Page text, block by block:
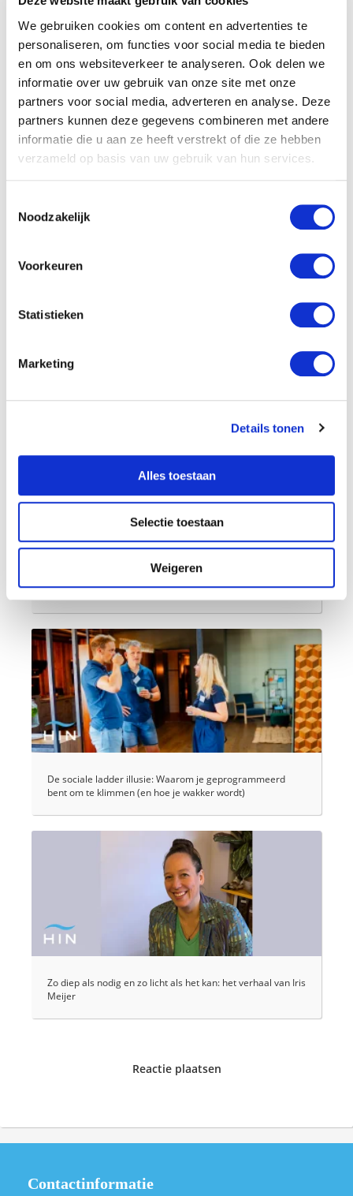
We gebruiken cookies om content en advertenties te
personaliseren, om functies voor social media te bieden
en om ons websiteverkeer te analyseren. Ook delen we
informatie over uw gebruik van onze site met onze
partners voor social media, adverteren en analyse. Deze
partners kunnen deze gegevens combineren met andere
informatie die u aan ze heeft verstrekt of die ze hebben
verzameld op basis van uw gebruik van hun services.
Noodzakelijk
Voorkeuren
Statistieken
Marketing
Details tonen
Alles toestaan
Selectie toestaan
Weigeren
onderwijzen.
Website
Therapie werkt niet: Waarom gesprekstherapie simpelweg
niet werkt (en wat wel werkt)
De sociale ladder illusie: Waarom je geprogrammeerd
bent om te klimmen (en hoe je wakker wordt)
Zo diep als nodig en zo licht als het kan: het verhaal van Iris
Meijer
Reactie plaatsen
Contactinformatie